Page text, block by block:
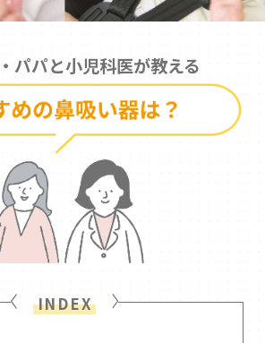
パパと小児科医が教える
INDEX